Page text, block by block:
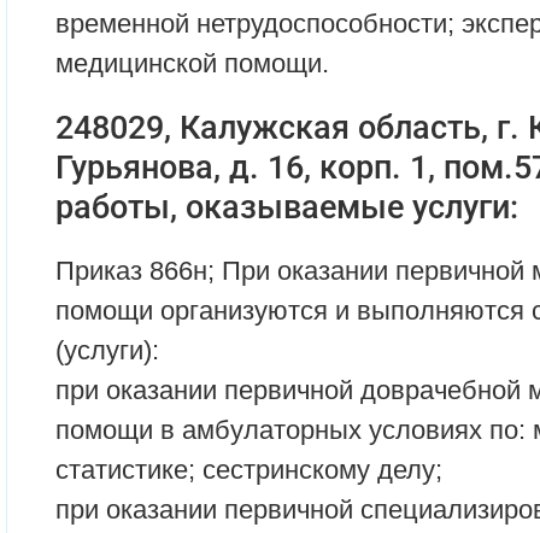
временной нетрудоспособности;
медицинской помощи.
248029, Калужская область, г.
Гурьянова, д. 16, корп. 1,
работы, оказываемые услуги:
Приказ 866н; При оказании первичной
помощи организуются и
(услуги):
при оказании первичной доврачебной
помощи в амбулаторных условиях по:
статистике; сестринскому делу;
при оказании первичной